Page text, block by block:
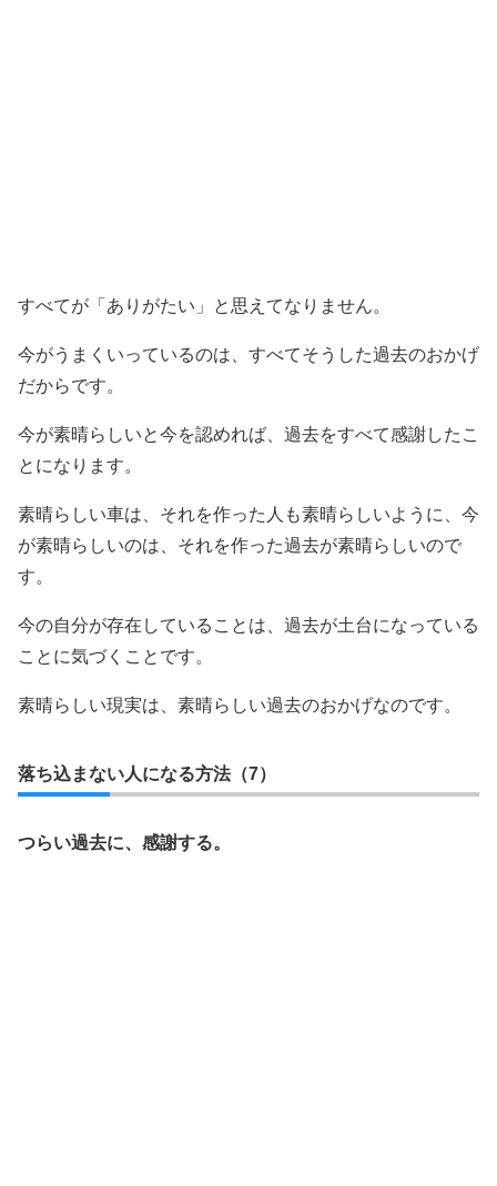
すべてが「ありがたい」と思えてなりません。
今がうまくいっているのは、すべてそうした過去のおかげ
だからです。
今が素晴らしいと今を認めれば、過去をすべて感謝したこ
とになります。
素晴らしい車は、それを作った人も素晴らしいように、今
が素晴らしいのは、それを作った過去が素晴らしいので
す。
今の自分が存在していることは、過去が土台になっている
ことに気づくことです。
素晴らしい現実は、素晴らしい過去のおかげなのです。
落ち込まない人になる方法（7）
つらい過去に、感謝する。